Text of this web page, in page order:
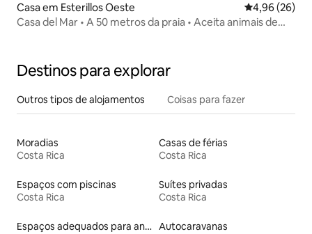
Casa em Esterillos Oeste Classificação
4,96 (26)
Casa del Mar • A 50 metros da praia • Aceita animais de
Destinos para explorar
Outros tipos de alojamentos Coisas para fazer
Moradias
Costa Rica
Casas de férias
Costa Rica
Espaços com piscinas
Costa Rica
Suítes privadas
Costa Rica
Espaços adequados para animais de estimação Autocaravanas